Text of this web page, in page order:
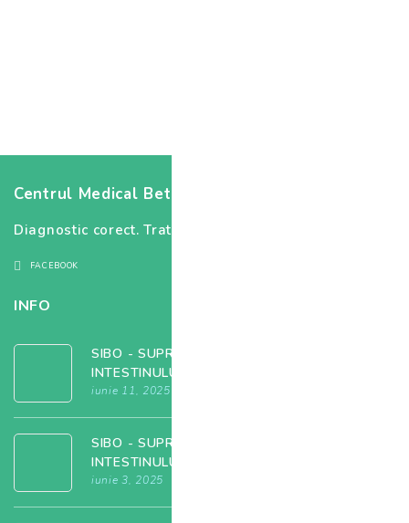
Centrul Medical Betania
Diagnostic corect. Tratament corect.
FACEBOOK
INFO
SIBO - SUPRACOLONIZAREA BACTERIANĂ A
INTESTINULUI SUBȚIRE
iunie 11, 2025
SIBO - SUPRACOLONIZAREA BACTERIANĂ A
INTESTINULUI SUBȚIRE
iunie 3, 2025